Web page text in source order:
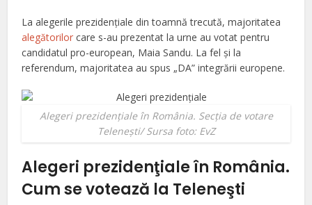
La alegerile prezidenţiale din toamnă trecută, majoritatea
alegătorilor care s-au prezentat la urne au votat pentru
candidatul pro-european, Maia Sandu. La fel şi la
referendum, majoritatea au spus „DA” integrării europene.
Alegeri prezidenţiale în România. Secţia de votare
Teleneşti/ Sursa foto: EvZ
Alegeri prezidenţiale în România.
Cum se votează la Teleneşti